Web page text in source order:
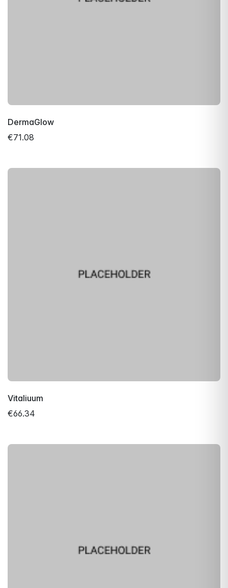
DermaGlow
€71.08
Vitaliuum
€66.34